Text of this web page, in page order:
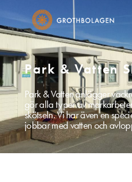
Park & Vatten
Park & Vatten anlägger
gör alla typer av
skötseln. Vi har även en
jobbar med vatten och